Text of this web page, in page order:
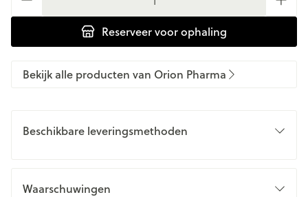
Reserveervoor ophaling
Bekijk alle producten van Orion Pharma
Beschikbare leveringsmethoden
Waarschuwingen